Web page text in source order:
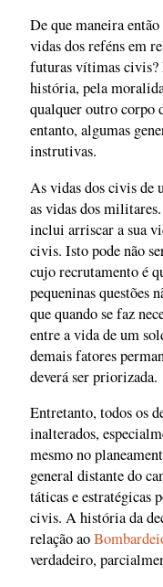
De que maneira
vidas dos reféns em
futuras vítimas civis?
história, pela
qualquer outro corpo
entanto, algumas
instrutivas.
As vidas dos civis de
as vidas dos
inclui arriscar a sua
civis. Isto pode não
cujo recrutamento é
pequeninas questões
que quando se faz
entre a vida de um
demais fatores
deverá ser priorizada.
Entretanto, todos os
inalterados,
mesmo no
general distante do
táticas e estratégicas
civis. A história da
relação ao
verdadeiro,